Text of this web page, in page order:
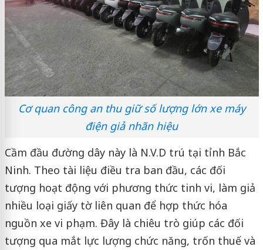
Cơ quan công an thu giữ số lượng lớn xe máy
điện giả nhãn hiệu
Cầm đầu đường dây này là N.V.D trú tại tỉnh Bắc
Ninh. Theo tài liệu điều tra ban đầu, các đối
tượng hoạt động với phương thức tinh vi, làm giả
nhiều loại giấy tờ liên quan để hợp thức hóa
nguồn xe vi phạm. Đây là chiêu trò giúp các đối
tượng qua mắt lực lượng chức năng, trốn thuế và